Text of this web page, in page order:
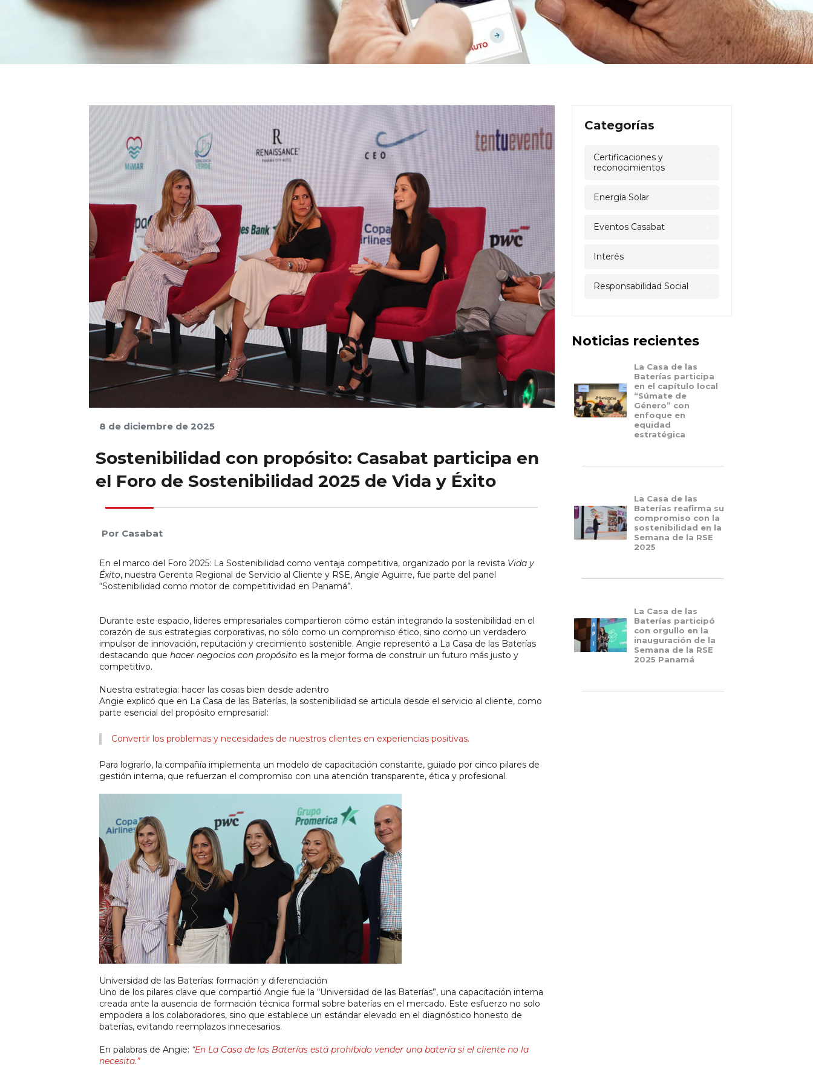
8 de diciembre de 2025
Sostenibilidad con propósito: Casabat participa en
el Foro de Sostenibilidad 2025 de Vida y Éxito
Por Casabat
En el marco del Foro 2025: La Sostenibilidad como ventaja competitiva, organizado por la revista Vida y
Éxito, nuestra Gerenta Regional de Servicio al Cliente y RSE, Angie Aguirre, fue parte del panel
“Sostenibilidad como motor de competitividad en Panamá”.
Durante este espacio, líderes empresariales compartieron cómo están integrando la sostenibilidad en el
corazón de sus estrategias corporativas, no sólo como un compromiso ético, sino como un verdadero
impulsor de innovación, reputación y crecimiento sostenible. Angie representó a La Casa de las Baterías
destacando que hacer negocios con propósito es la mejor forma de construir un futuro más justo y
competitivo.
Nuestra estrategia: hacer las cosas bien desde adentro
Angie explicó que en La Casa de las Baterías, la sostenibilidad se articula desde el servicio al cliente, como
parte esencial del propósito empresarial:
Convertir los problemas y necesidades de nuestros clientes en experiencias positivas.
Para lograrlo, la compañía implementa un modelo de capacitación constante, guiado por cinco pilares de
gestión interna, que refuerzan el compromiso con una atención transparente, ética y profesional.
Universidad de las Baterías: formación y diferenciación
Uno de los pilares clave que compartió Angie fue la “Universidad de las Baterías”, una capacitación interna
creada ante la ausencia de formación técnica formal sobre baterías en el mercado. Este esfuerzo no solo
empodera a los colaboradores, sino que establece un estándar elevado en el diagnóstico honesto de
baterías, evitando reemplazos innecesarios.
En palabras de Angie: “En La Casa de las Baterías está prohibido vender una batería si el cliente no la
necesita.”
Categorías
Certificaciones y
reconocimientos
Energía Solar
Eventos Casabat
Interés
Responsabilidad Social
Noticias recientes
La Casa de las
Baterías participa
en el capítulo local
“Súmate de
Género” con
enfoque en
equidad
estratégica
La Casa de las
Baterías reafirma su
compromiso con la
sostenibilidad en la
Semana de la RSE
2025
La Casa de las
Baterías participó
con orgullo en la
inauguración de la
Semana de la RSE
2025 Panamá